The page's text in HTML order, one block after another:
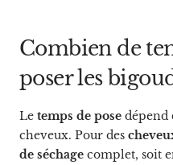
Combien de
poser les
Le temps de pose dépend
cheveux. Pour des
de séchage complet, soit